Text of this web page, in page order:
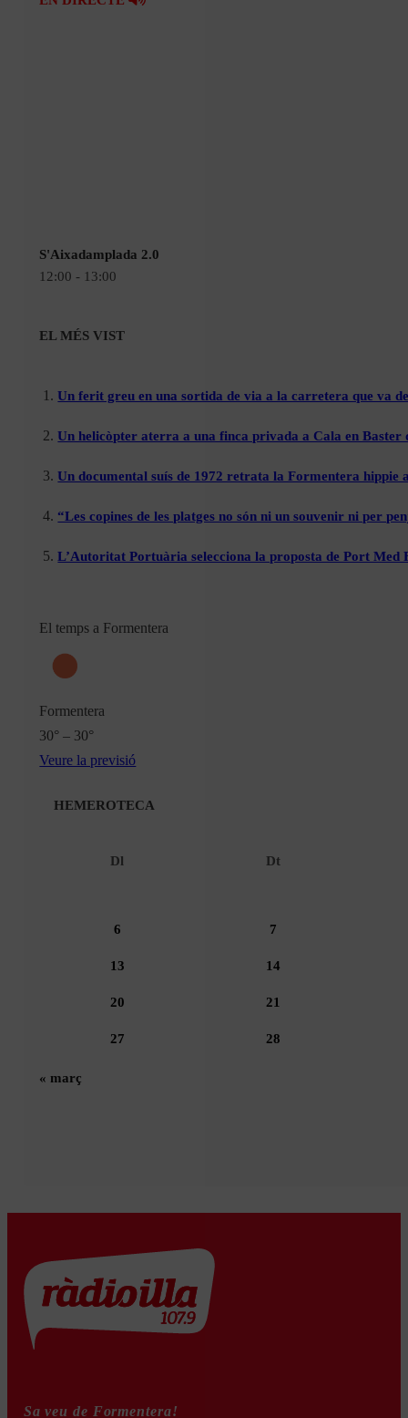
S'Aixadamplada 2.0
12:00 - 13:00
EL MÉS VIST
Un ferit greu en una sortida de via a la carretera que va
Un helicòpter aterra a una finca privada a Cala en
Un documental suís de 1972 retrata la Formentera
“Les copines de les platges no són ni un souvenir ni per
L’Autoritat Portuària selecciona la proposta de Port
El temps a Formentera
Formentera
30° – 30°
Veure la previsió
HEMEROTECA
Dl Dt
6 7
13 14
20 21
27 28
« març
Sa veu de Formentera!